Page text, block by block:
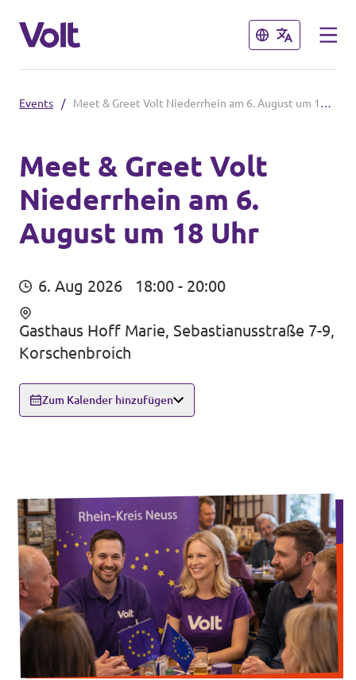
Schließen
Volt in Nordrhein-Westfalen
Website von Volt NRW
Teams vor Ort in NRW
Volt in Deutschland
Website
Volt in deinem Bundesland
Schließen
Programm
Über Volt
Menschen
Neuigkeiten
Unsere Events
Mache bei uns mit!
Deine Spende für Volt!
Jobs bei Volt
Events / Meet & Greet Volt Niederrhein am 6. August um 18 Uhr
Meet & Greet Volt
Niederrhein am 6.
August um 18 Uhr
6. Aug 2026 18:00 - 20:00
Gasthaus Hoff Marie, Sebastianusstraße 7-9,
Korschenbroich
Zum Kalender hinzufügen